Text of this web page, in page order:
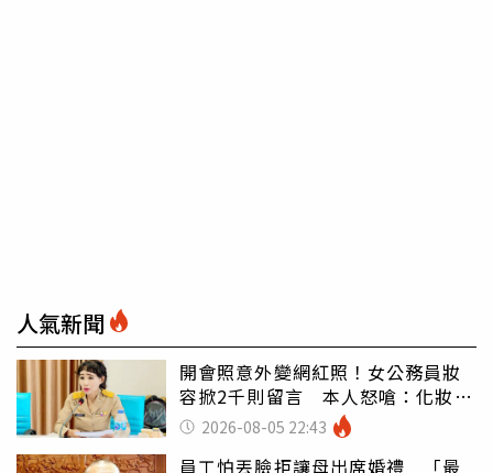
人氣新聞
開會照意外變網紅照！女公務員妝
容掀2千則留言 本人怒嗆：化妝有
錯嗎2026-08-05 22:43
員工怕丟臉拒讓母出席婚禮 「最